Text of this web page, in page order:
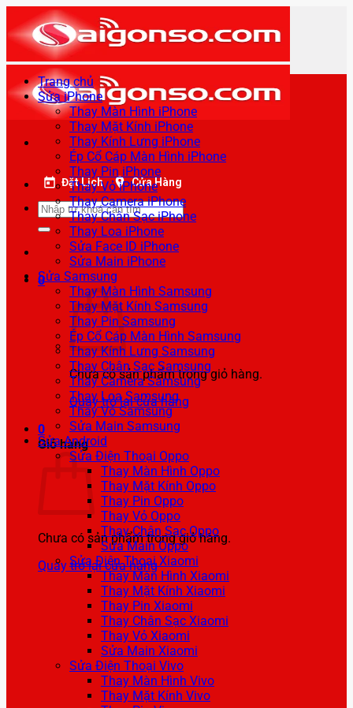
qua
nội
dung
Đặt Lịch Cửa Hàng
Tìm
kiếm:
0
Chưa có sản phẩm trong giỏ hàng.
Quay trở lại cửa hàng
0
Giỏ hàng
Chưa có sản phẩm trong giỏ hàng.
Quay trở lại cửa hàng
Trang chủ
Sửa iPhone
Thay Màn Hình iPhone
Thay Mặt Kính iPhone
Thay Kính Lưng iPhone
Ép Cổ Cáp Màn Hình iPhone
Thay Pin iPhone
Thay Vỏ iPhone
Thay Camera iPhone
Thay Chân Sạc iPhone
Thay Loa iPhone
Sửa Face ID iPhone
Sửa Main iPhone
Sửa Samsung
Thay Màn Hình Samsung
Thay Mặt Kính Samsung
Thay Pin Samsung
Ép Cổ Cáp Màn Hình Samsung
Thay Kính Lưng Samsung
Thay Chân Sạc Samsung
Thay Camera Samsung
Thay Loa Samsung
Thay Vỏ Samsung
Sửa Main Samsung
Sửa Android
Sửa Điện Thoại Oppo
Thay Màn Hình Oppo
Thay Mặt Kính Oppo
Thay Pin Oppo
Thay Vỏ Oppo
Thay Chân Sạc Oppo
Sửa Main Oppo
Sửa Điện Thoại Xiaomi
Thay Màn Hình Xiaomi
Thay Mặt Kính Xiaomi
Thay Pin Xiaomi
Thay Chân Sạc Xiaomi
Thay Vỏ Xiaomi
Sửa Main Xiaomi
Sửa Điện Thoại Vivo
Thay Màn Hình Vivo
Thay Mặt Kính Vivo